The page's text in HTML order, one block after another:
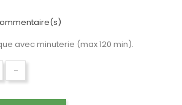
avec minuterie (max 120 min).
-